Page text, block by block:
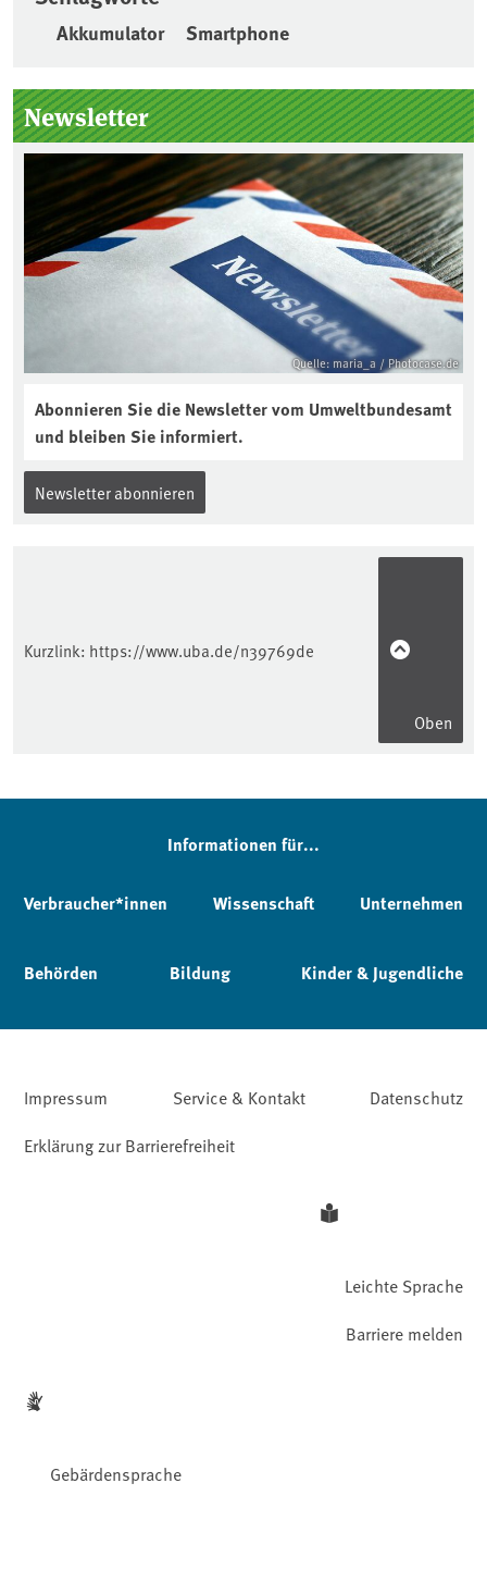
Akkumulator Smartphone
Seitenleiste
Newsletter
Quelle: maria_a / Photocase.de
Abonnieren Sie die Newsletter vom Umweltbundesamt
und bleiben Sie informiert.
Newsletter abonnieren
Kurzlink: https://www.uba.de/n39769de
Oben
Informationen für...
Verbraucher*innen Wissenschaft Unternehmen
Behörden Bildung Kinder & Jugendliche
Impressum Service & Kontakt
Datenschutz
Erklärung zur Barrierefreiheit
Leichte Sprache
Gebärdensprache
Barriere melden